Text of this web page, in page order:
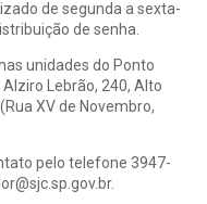
de segunda a sexta-
de senha.
unidades do Ponto
Lebrão, 240, Alto
XV de Novembro,
pelo telefone 3947-
.